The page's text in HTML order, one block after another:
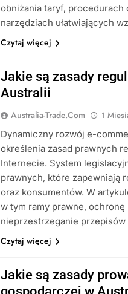
obniżania taryf,
narzędziach ułatwiających
Czytaj więcej
Jakie są zasady
Australii
Australia-Trade.com 1
Dynamiczny rozwój e-
określenia zasad prawnych
Internecie. System
prawnych, które zapewniają
oraz konsumentów. W
w tym ramy prawne,
nieprzestrzeganie
Czytaj więcej
Jakie są zasady